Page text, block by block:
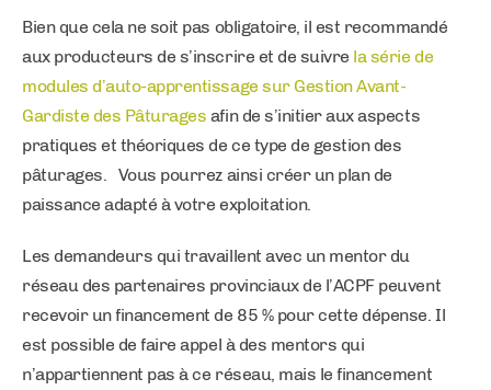
Bien que cela ne soit pas obligatoire, il est recommandé
aux producteurs de s’inscrire et de suivre la série de
modules d’auto-apprentissage sur Gestion Avant-
Gardiste des Pâturages afin de s’initier aux aspects
pratiques et théoriques de ce type de gestion des
pâturages. Vous pourrez ainsi créer un plan de
paissance adapté à votre exploitation.
Les demandeurs qui travaillent avec un mentor du
réseau des partenaires provinciaux de l’ACPF peuvent
recevoir un financement de 85 % pour cette dépense. Il
est possible de faire appel à des mentors qui
n’appartiennent pas à ce réseau, mais le financement